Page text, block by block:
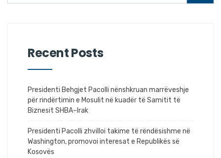
Recent Posts
Presidenti Behgjet Pacolli nënshkruan marrëveshje
për rindërtimin e Mosulit në kuadër të Samitit të
Biznesit SHBA–Irak
Presidenti Pacolli zhvilloi takime të rëndësishme në
Washington, promovoi interesat e Republikës së
Kosovës